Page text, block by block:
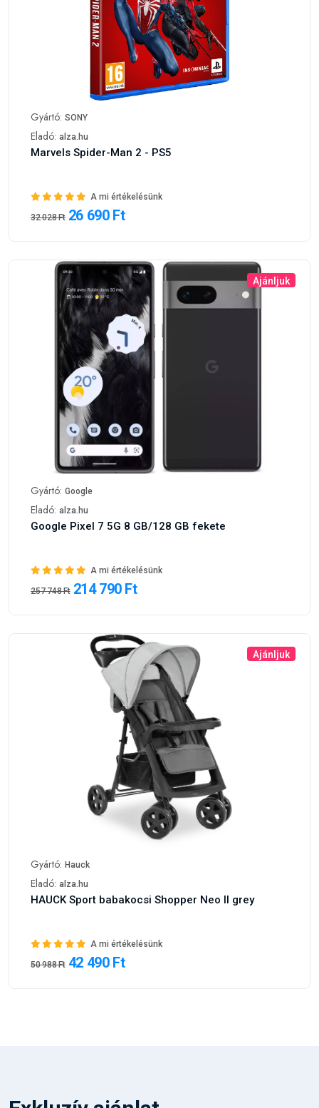
Gyártó: SONY
Eladó: alza.hu
Marvels Spider-Man 2 - PS5
A mi értékelésünk
32 028 Ft 26 690 Ft
Ajánljuk
Gyártó: Google
Eladó: alza.hu
Google Pixel 7 5G 8 GB/128 GB fekete
A mi értékelésünk
257 748 Ft 214 790 Ft
Ajánljuk
Gyártó: Hauck
Eladó: alza.hu
HAUCK Sport babakocsi Shopper Neo II grey
A mi értékelésünk
50 988 Ft 42 490 Ft